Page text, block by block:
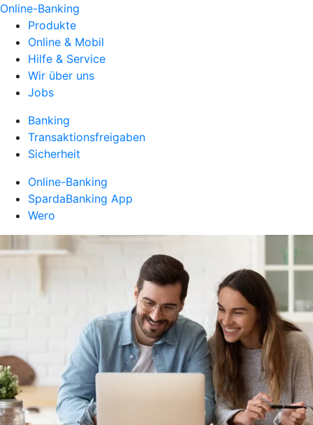
Online-Banking
Produkte
Online & Mobil
Hilfe & Service
Wir über uns
Jobs
Banking
Transaktionsfreigaben
Sicherheit
Online-Banking
SpardaBanking App
Wero